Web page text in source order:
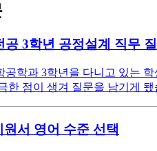
공 3학년 공정설계 직무
공학과 3학년을 다니고 있는
한 점이 생겨 질문을 남기게
서 영어 수준 선택